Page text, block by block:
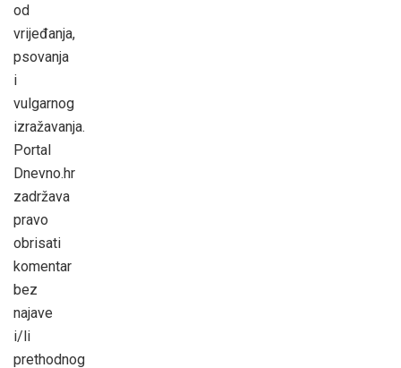
od
vrijeđanja,
psovanja
i
vulgarnog
izražavanja.
Portal
Dnevno.hr
zadržava
pravo
obrisati
komentar
bez
najave
i/li
prethodnog